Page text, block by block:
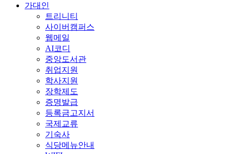
가대인
트리니티
사이버캠퍼스
웹메일
AI코디
중앙도서관
취업지원
학사지원
장학제도
증명발급
등록금고지서
국제교류
기숙사
식당메뉴안내